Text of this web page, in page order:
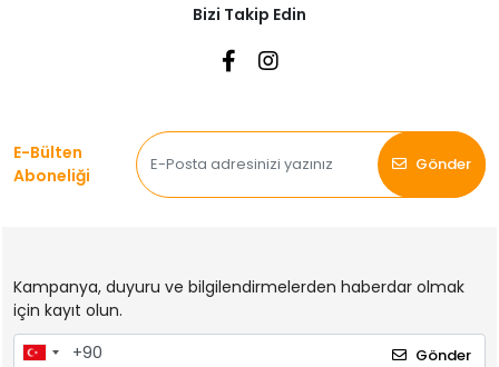
Bizi Takip Edin
E-Bülten
Aboneliği
Gönder
Kampanya, duyuru ve bilgilendirmelerden haberdar olmak
için kayıt olun.
Gönder